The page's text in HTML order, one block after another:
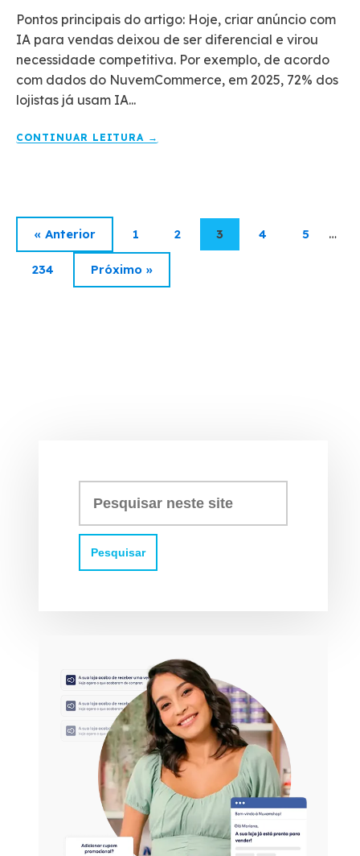
Pontos principais do artigo: Hoje, criar anúncio com
IA para vendas deixou de ser diferencial e virou
necessidade competitiva. Por exemplo, de acordo
com dados do NuvemCommerce, em 2025, 72% dos
lojistas já usam IA...
CONTINUAR LEITURA →
« Anterior 1 2 3 4 5 …
234 Próximo »
neste
site: